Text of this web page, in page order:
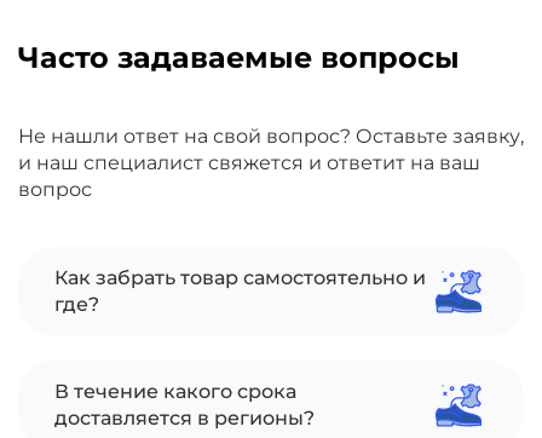
Часто задаваемые вопросы
Не нашли ответ на свой вопрос? Оставьте заявку,
и наш специалист свяжется и ответит на ваш
вопрос
Как забрать товар самостоятельно и
где?
В течение какого срока
доставляется в регионы?